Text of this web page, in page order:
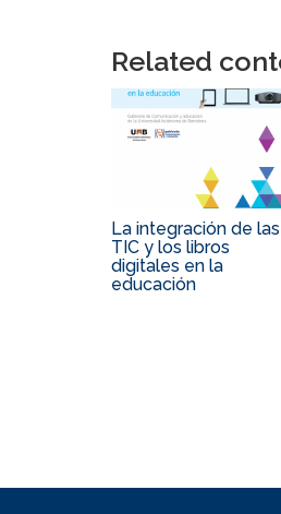
Related
La integración de las
TIC y los libros
digitales en la
educación